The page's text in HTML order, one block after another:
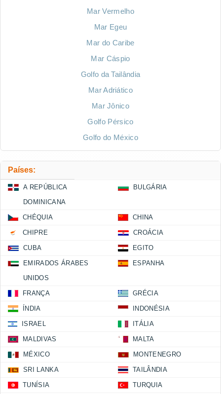
Mar Vermelho
Mar Egeu
Mar do Caribe
Mar Cáspio
Golfo da Tailândia
Mar Adriático
Mar Jônico
Golfo Pérsico
Golfo do México
Países:
A REPÚBLICA
DOMINICANA
BULGÁRIA
CHÉQUIA CHINA
CHIPRE CROÁCIA
CUBA EGITO
EMIRADOS ÁRABES
UNIDOS
ESPANHA
FRANÇA GRÉCIA
ÍNDIA INDONÉSIA
ISRAEL ITÁLIA
MALDIVAS MALTA
MÉXICO MONTENEGRO
SRI LANKA TAILÂNDIA
TUNÍSIA TURQUIA